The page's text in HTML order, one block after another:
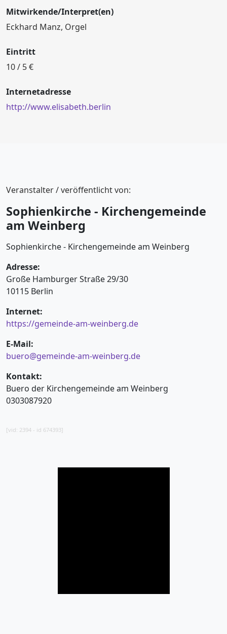
Mitwirkende/Interpret(en)
Eckhard Manz, Orgel
Eintritt
10 / 5 €
Internetadresse
http://www.elisabeth.berlin
Veranstalter / veröffentlicht von:
Sophienkirche - Kirchengemeinde
am Weinberg
Sophienkirche - Kirchengemeinde am Weinberg
Adresse:
Große Hamburger Straße 29/30
10115 Berlin
Internet:
https://gemeinde-am-weinberg.de
E-Mail:
buero@gemeinde-am-weinberg.de
Kontakt:
Buero der Kirchengemeinde am Weinberg
0303087920
[vid: 2394 - id 674393]